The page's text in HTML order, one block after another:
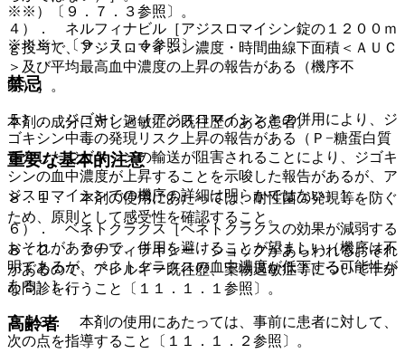
４）． ネルフィナビル［アジスロマイシン錠の１２００ｍ
ｇ投与で、アジスロマイシン濃度・時間曲線下面積＜ＡＵＣ
＞及び平均最高血中濃度の上昇の報告がある（機序不
明）］。
５）． ジゴキシン［アジスロマイシンとの併用により、ジ
ゴキシン中毒の発現リスク上昇の報告がある（Ｐ−糖蛋白質
を介したジゴキシンの輸送が阻害されることにより、ジゴキ
シンの血中濃度が上昇することを示唆した報告があるが、ア
ジスロマイシンでの機序の詳細は明らかではない）］。
６）． ベネトクラクス［ベネトクラクスの効果が減弱する
おそれがあるので、併用を避けることが望ましい（機序は不
明であるが、ベネトクラクスの血中濃度が低下する可能性が
ある）］。
高齢者
※※）〔９．７．３参照〕。
※※※）〔９．７．４参照〕。
禁忌
本剤の成分に対し過敏症の既往歴のある患者。
重要な基本的注意
８．１． 本剤の使用にあたっては、耐性菌の発現等を防ぐ
ため、原則として感受性を確認すること。
８．２． アナフィラキシー・ショックがあらわれるおそれ
があるので、アレルギー既往歴、薬物過敏症等について十分
な問診を行うこと〔１１．１．１参照〕。
８．３． 本剤の使用にあたっては、事前に患者に対して、
次の点を指導すること〔１１．１．２参照〕。